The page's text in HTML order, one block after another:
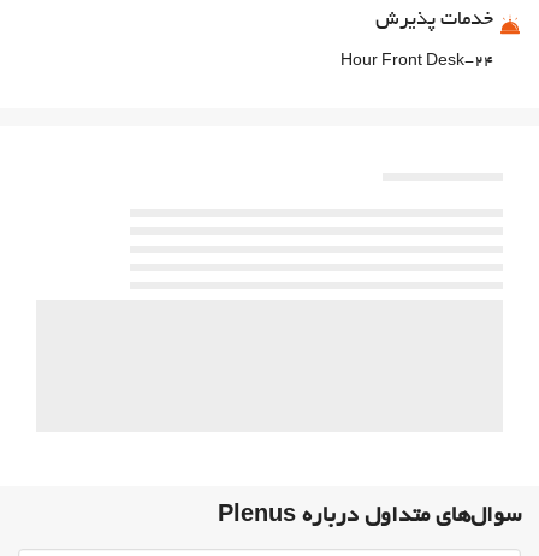
خدمات پذیرش
24-Hour Front Desk
سوال‌های متداول درباره Plenus